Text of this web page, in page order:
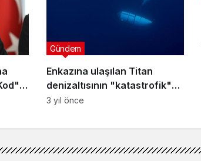
Enkazına ulaşılan Titan
denizaltısının "katastrofik"
şekilde patladığı belirtildi
Gündem
3 yıl önce